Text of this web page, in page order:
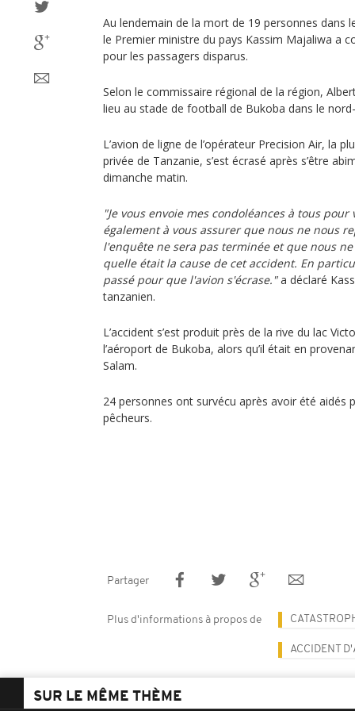
Au lendemain de la mort de 19 personnes dans
le Premier ministre du pays Kassim Majaliwa a
pour les passagers disparus.
Selon le commissaire régional de la région,
lieu au stade de football de Bukoba dans le
L’avion de ligne de l’opérateur Precision Air, la
privée de Tanzanie, s’est écrasé après s’être
dimanche matin.
"Je vous envoie mes condoléances à tous
également à vous assurer que nous ne nous
l'enquête ne sera pas terminée et que nous
quelle était la cause de cet accident. En
passé pour que l'avion s'écrase."a déclaré
tanzanien.
L’accident s’est produit près de la rive du lac
l’aéroport de Bukoba, alors qu’il était en
Salam.
24 personnes ont survécu après avoir été aidés
pêcheurs.
Partager
Plus d'informations à propos de
ACCIDENT
SUR LE MÊME THÈME